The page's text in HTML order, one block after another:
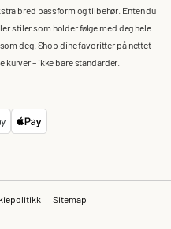
bred passform og tilbehør. Enten du
stiler som holder følge med deg hele
deg. Shop dine favoritter på nettet
– ikke bare standarder.
Sitemap